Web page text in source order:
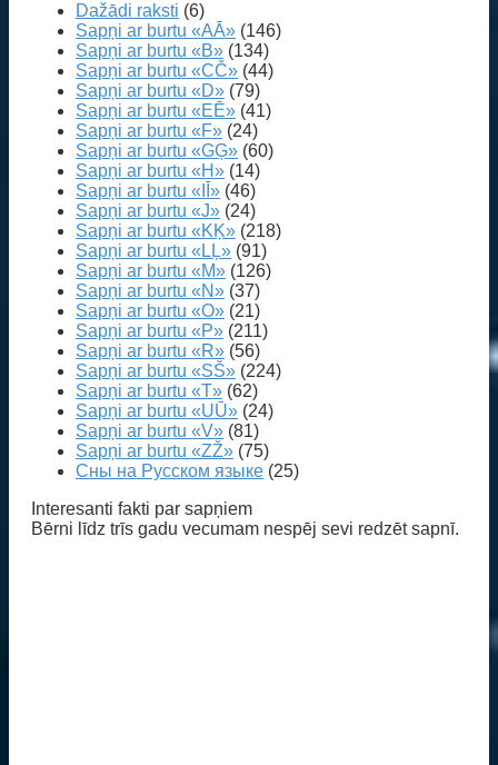
Dažādi raksti (6)
Sapņi ar burtu «AĀ» (146)
Sapņi ar burtu «B» (134)
Sapņi ar burtu «CČ» (44)
Sapņi ar burtu «D» (79)
Sapņi ar burtu «EĒ» (41)
Sapņi ar burtu «F» (24)
Sapņi ar burtu «GĢ» (60)
Sapņi ar burtu «H» (14)
Sapņi ar burtu «IĪ» (46)
Sapņi ar burtu «J» (24)
Sapņi ar burtu «KĶ» (218)
Sapņi ar burtu «LĻ» (91)
Sapņi ar burtu «M» (126)
Sapņi ar burtu «N» (37)
Sapņi ar burtu «O» (21)
Sapņi ar burtu «P» (211)
Sapņi ar burtu «R» (56)
Sapņi ar burtu «SŠ» (224)
Sapņi ar burtu «T» (62)
Sapņi ar burtu «UŪ» (24)
Sapņi ar burtu «V» (81)
Sapņi ar burtu «ZŽ» (75)
Сны на Русском языке (25)
Interesanti fakti par sapņiem
Bērni līdz trīs gadu vecumam nespēj sevi redzēt sapnī.